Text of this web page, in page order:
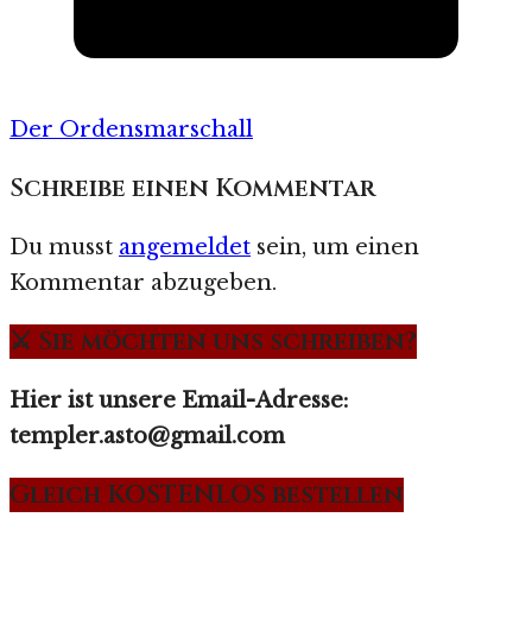
Der Ordensmarschall
Schreibe einen Kommentar
Du musst angemeldet sein, um einen
Kommentar abzugeben.
⚔️ Sie möchten uns schreiben?
Hier ist unsere Email-Adresse:
templer.asto@gmail.com
Gleich KOSTENLOS bestellen